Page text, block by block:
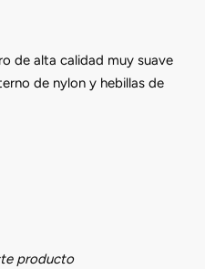
de alta calidad muy suave
de nylon y hebillas de
producto